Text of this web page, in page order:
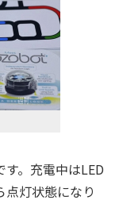
。充電中はLED
灯状態になり